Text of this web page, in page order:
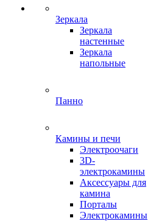
Зеркала
Зеркала
настенные
Зеркала
напольные
Панно
Камины и печи
Электроочаги
3D-
электрокамины
Аксессуары для
камина
Порталы
Электрокамины